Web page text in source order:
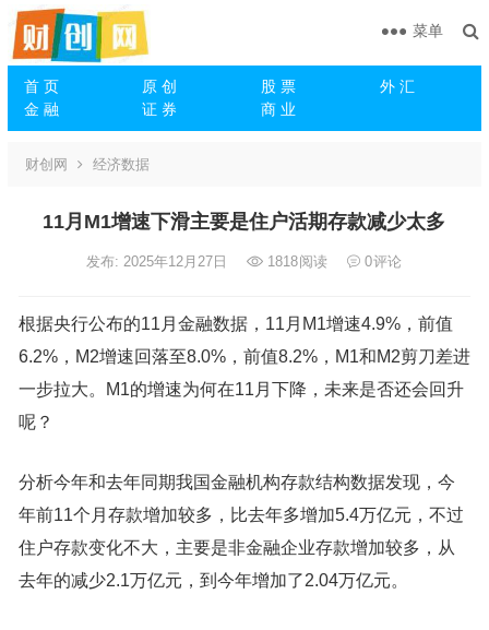
首 页 原 创 股 票
外 汇
金 融
证 券 商 业
菜单
财创网 经济数据
11月M1增速下滑主要是住户活期存款减少太多
发布: 2025年12月27日 1818阅读 0评论
根据央行公布的11月金融数据，11月M1增速4.9%，前值
6.2%，M2增速回落至8.0%，前值8.2%，M1和M2剪刀差进
一步拉大。M1的增速为何在11月下降，未来是否还会回升
呢？
分析今年和去年同期我国金融机构存款结构数据发现，今
年前11个月存款增加较多，比去年多增加5.4万亿元，不过
住户存款变化不大，主要是非金融企业存款增加较多，从
去年的减少2.1万亿元，到今年增加了2.04万亿元。